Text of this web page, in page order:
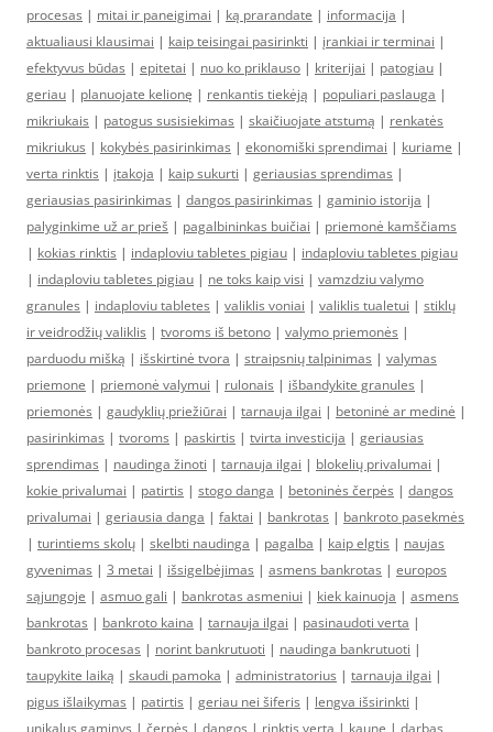
procesas | mitai ir paneigimai | ką prarandate | informacija |
aktualiausi klausimai | kaip teisingai pasirinkti | įrankiai ir terminai |
efektyvus būdas | epitetai | nuo ko priklauso | kriterijai | patogiau |
geriau | planuojate kelionę | renkantis tiekėją | populiari paslauga |
mikriukais | patogus susisiekimas | skaičiuojate atstumą | renkatės
mikriukus | kokybės pasirinkimas | ekonomiški sprendimai | kuriame |
verta rinktis | įtakoja | kaip sukurti | geriausias sprendimas |
geriausias pasirinkimas | dangos pasirinkimas | gaminio istorija |
palyginkime už ar prieš | pagalbininkas buičiai | priemonė kamščiams
| kokias rinktis | indaploviu tabletes pigiau | indaploviu tabletes pigiau
| indaploviu tabletes pigiau | ne toks kaip visi | vamzdziu valymo
granules | indaploviu tabletes | valiklis voniai | valiklis tualetui | stiklų
ir veidrodžių valiklis | tvoroms iš betono | valymo priemonės |
parduodu mišką | išskirtinė tvora | straipsnių talpinimas | valymas
priemone | priemonė valymui | rulonais | išbandykite granules |
priemonės | gaudyklių priežiūrai | tarnauja ilgai | betoninė ar medinė |
pasirinkimas | tvoroms | paskirtis | tvirta investicija | geriausias
sprendimas | naudinga žinoti | tarnauja ilgai | blokelių privalumai |
kokie privalumai | patirtis | stogo danga | betoninės čerpės | dangos
privalumai | geriausia danga | faktai | bankrotas | bankroto pasekmės
| turintiems skolų | skelbti naudinga | pagalba | kaip elgtis | naujas
gyvenimas | 3 metai | išsigelbėjimas | asmens bankrotas | europos
sąjungoje | asmuo gali | bankrotas asmeniui | kiek kainuoja | asmens
bankrotas | bankroto kaina | tarnauja ilgai | pasinaudoti verta |
bankroto procesas | norint bankrutuoti | naudinga bankrutuoti |
taupykite laiką | skaudi pamoka | administratorius | tarnauja ilgai |
pigus išlaikymas | patirtis | geriau nei šiferis | lengva išsirinkti |